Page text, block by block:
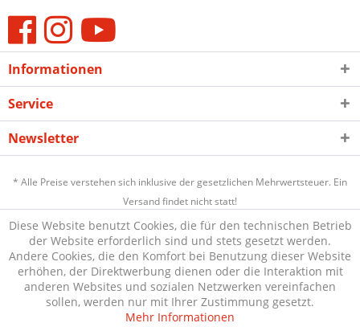
Informationen
Service
Newsletter
* Alle Preise verstehen sich inklusive der gesetzlichen Mehrwertsteuer. Ein
Versand findet nicht statt!
Diese Website benutzt Cookies, die für den technischen Betrieb
der Website erforderlich sind und stets gesetzt werden.
Andere Cookies, die den Komfort bei Benutzung dieser Website
erhöhen, der Direktwerbung dienen oder die Interaktion mit
anderen Websites und sozialen Netzwerken vereinfachen
sollen, werden nur mit Ihrer Zustimmung gesetzt.
Mehr Informationen